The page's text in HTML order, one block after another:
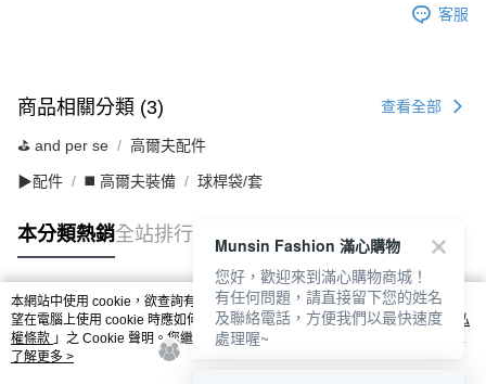
客服
商品相關分類 (3) 查看全部
⛳️ and per se 高爾夫配件
▶配件 ◼️ 高爾夫裝備 球桿袋/套
本分類熱銷全站排行
熱門標籤
本網站中使用 cookie，欲查詢有關本網站使用 cookie 方式之詳情，及若您不希
望在電腦上使用 cookie 時應如何變更電腦的 cookie 設定，請參閱本網站「
隱私
權條款 」之 Cookie 聲明。您繼續使用本網站即表示您同意本公司得按本網站使
用條款之 Cookie 聲明使用 cookie。
了解更多 >
Munsin Fashion 滿心購物
您好，歡迎來到滿心購物商城！
有任何問題，請直接留下您的姓名
及聯絡電話，方便我們以最快速度
處理喔~